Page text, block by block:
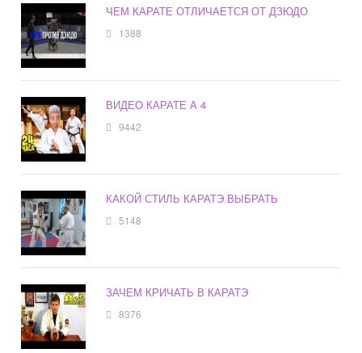
ЧЕМ КАРАТЕ ОТЛИЧАЕТСЯ ОТ ДЗЮДО
1388
ВИДЕО КАРАТЕ А 4
9442
КАКОЙ СТИЛЬ КАРАТЭ ВЫБРАТЬ
5148
ЗАЧЕМ КРИЧАТЬ В КАРАТЭ
8376